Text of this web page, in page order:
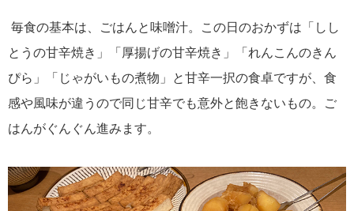
毎食の基本は、ごはんと味噌汁。この日のおかずは「しし
とうの甘辛焼き」「厚揚げの甘辛焼き」「れんこんのきん
ぴら」「じゃがいもの煮物」と甘辛一択の食卓ですが、食
感や風味が違うので同じ甘辛でも意外と飽きないもの。ご
はんがぐんぐん進みます。